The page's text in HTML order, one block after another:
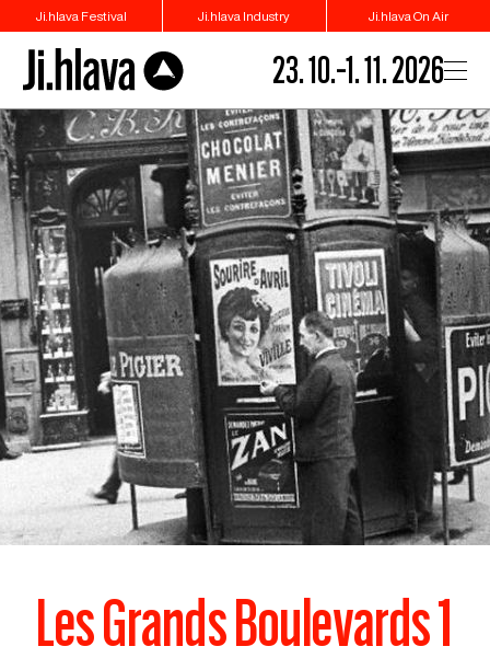
Ji.hlava Festival Ji.hlava Industry Ji.hlava On Air
23. 10.–1. 11. 2026
Les Grands Boulevards 1